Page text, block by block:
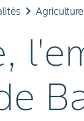
keyboard_arrow_right